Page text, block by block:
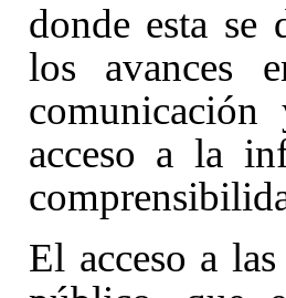
donde esta se
los avances
acceso a la
El acceso a